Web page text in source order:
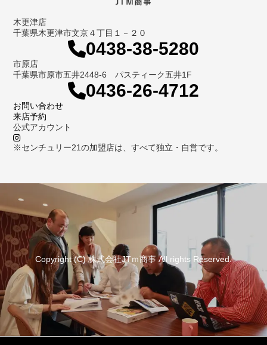
木更津店
千葉県木更津市文京４丁目１－２０
0438-38-5280
市原店
千葉県市原市五井2448-6 パスティーク五井1F
0436-26-4712
お問い合わせ
来店予約
公式アカウント
※センチュリー21の加盟店は、すべて独立・自営です。
Copyright (C) 株式会社JTｍ商事 All rights Reserved.